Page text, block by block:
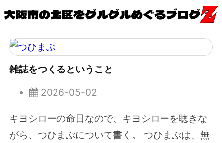
雑誌をつくるということ
2026-05-02
キヨシローの命日なので、キヨシローを聴きな
がら、つひまぶについて書く。 つひまぶは、無